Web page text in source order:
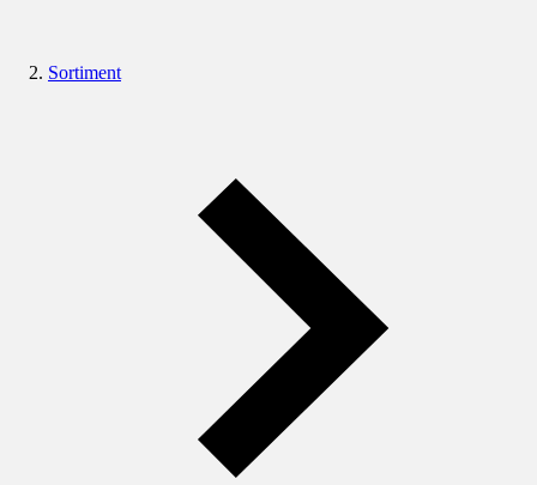
Sortiment